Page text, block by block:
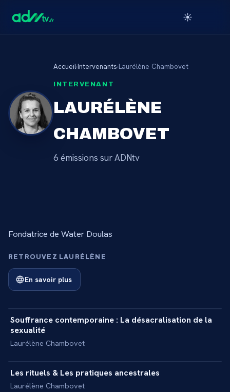
☀️
Accueil›Intervenants›Laurélène Chambovet
INTERVENANT
LAURÉLÈNE
CHAMBOVET
6 émissions sur ADNtv
Fondatrice de Water Doulas
RETROUVEZ LAURÉLÈNE
En savoir plus
INTERVIEW +
Souffrance contemporaine : La désacralisation de la
sexualité
Laurélène Chambovet
INTERVIEW
Les rituels & Les pratiques ancestrales
Laurélène Chambovet